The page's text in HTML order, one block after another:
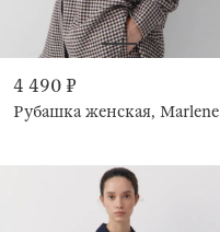
4 490 ₽
Рубашка женская, Marlene